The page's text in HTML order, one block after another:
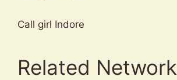
Call girl Indore
Related Network